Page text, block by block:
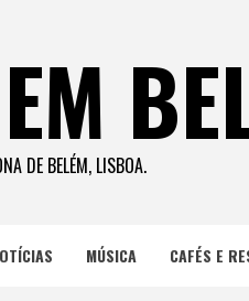
DE BELÉM, LISBOA.
MÚSICA CAFÉS E